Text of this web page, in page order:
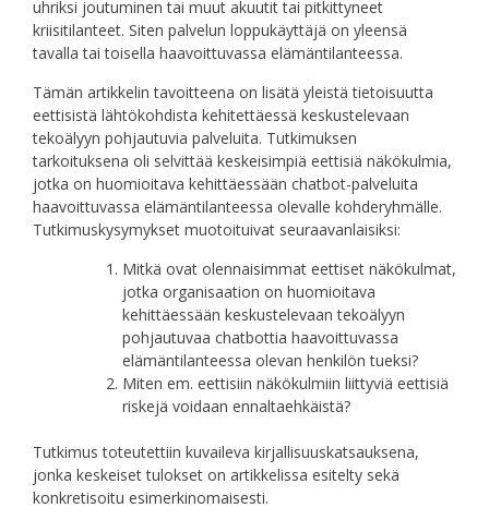
uhriksi joutuminen tai muut akuutit tai pitkittyneet
kriisitilanteet. Siten palvelun loppukäyttäjä on yleensä
tavalla tai toisella haavoittuvassa elämäntilanteessa.
Tämän artikkelin tavoitteena on lisätä yleistä tietoisuutta
eettisistä lähtökohdista kehitettäessä keskustelevaan
tekoälyyn pohjautuvia palveluita. Tutkimuksen
tarkoituksena oli selvittää keskeisimpiä eettisiä näkökulmia,
jotka on huomioitava kehittäessään chatbot-palveluita
haavoittuvassa elämäntilanteessa olevalle kohderyhmälle.
Tutkimuskysymykset muotoituivat seuraavanlaisiksi:
Mitkä ovat olennaisimmat eettiset näkökulmat,
jotka organisaation on huomioitava
kehittäessään keskustelevaan tekoälyyn
pohjautuvaa chatbottia haavoittuvassa
elämäntilanteessa olevan henkilön tueksi?
Miten em. eettisiin näkökulmiin liittyviä eettisiä
riskejä voidaan ennaltaehkäistä?
Tutkimus toteutettiin kuvaileva kirjallisuuskatsauksena,
jonka keskeiset tulokset on artikkelissa esitelty sekä
konkretisoitu esimerkinomaisesti.